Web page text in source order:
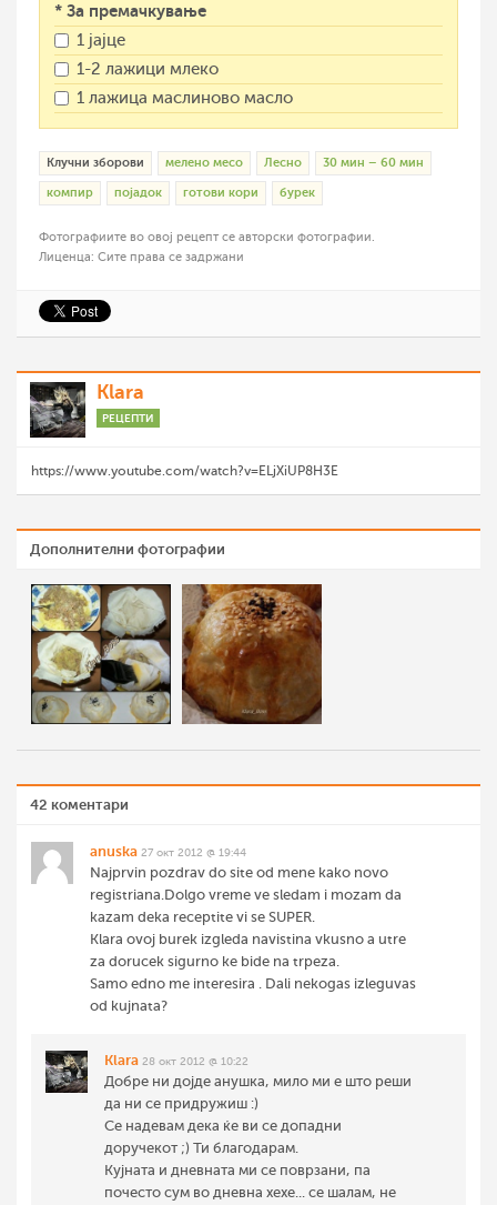
* За премачкување
1 јајце
1-2 лажици млеко
1 лажица маслиново масло
Клучни зборови мелено месо Лесно 30 мин – 60 мин
компир појадок готови кори бурек
Фотографиите во овој рецепт се авторски фотографии.
Лиценца: Сите права се задржани
Klara
РЕЦЕПТИ
https://www.youtube.com/watch?v=ELjXiUP8H3E
Дополнителни фотографии
42 коментари
anuska 27 окт 2012 @ 19:44
Najprvin pozdrav do site od mene kako novo
registriana.Dolgo vreme ve sledam i mozam da
kazam deka receptite vi se SUPER.
Klara ovoj burek izgleda navistina vkusno a utre
za dorucek sigurno ke bide na trpeza.
Samo edno me interesira . Dali nekogas izleguvas
od kujnata?
Klara 28 окт 2012 @ 10:22
Добре ни дојде анушка, мило ми е што реши
да ни се придружиш :)
Се надевам дека ќе ви се допадни
доручекот ;) Ти благодарам.
Кујната и дневната ми се поврзани, па
почесто сум во дневна хехе... се шалам, не